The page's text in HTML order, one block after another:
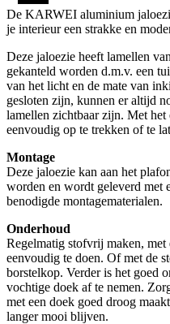
De KARWEI aluminium
je interieur een strakke en
Deze jaloezie heeft lamellen
gekanteld worden d.m.v. een
van het licht en de mate van
gesloten zijn, kunnen er altijd
lamellen zichtbaar zijn. Met
eenvoudig op te trekken of te
Montage
Deze jaloezie kan aan het
worden en wordt geleverd met
benodigde montagematerialen.
Onderhoud
Regelmatig stofvrij maken,
eenvoudig te doen. Of met de
borstelkop. Verder is het goed
vochtige doek af te nemen.
met een doek goed droog
langer mooi blijven.